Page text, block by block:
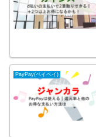
PayPay(ペイペイ)